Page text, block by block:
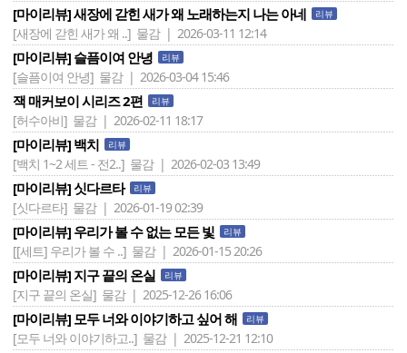
[마이리뷰] 새장에 갇힌 새가 왜 노래하는지 나는 아네 리뷰
[새장에 갇힌 새가 왜 ..] 물감 | 2026-03-11 12:14
[마이리뷰] 슬픔이여 안녕 리뷰
[슬픔이여 안녕] 물감 | 2026-03-04 15:46
잭 매커보이 시리즈 2편 리뷰
[허수아비] 물감 | 2026-02-11 18:17
[마이리뷰] 백치 리뷰
[백치 1~2 세트 - 전2..] 물감 | 2026-02-03 13:49
[마이리뷰] 싯다르타 리뷰
[싯다르타] 물감 | 2026-01-19 02:39
[마이리뷰] 우리가 볼 수 없는 모든 빛 리뷰
[[세트] 우리가 볼 수 ..] 물감 | 2026-01-15 20:26
[마이리뷰] 지구 끝의 온실 리뷰
[지구 끝의 온실] 물감 | 2025-12-26 16:06
[마이리뷰] 모두 너와 이야기하고 싶어 해 리뷰
[모두 너와 이야기하고..] 물감 | 2025-12-21 12:10